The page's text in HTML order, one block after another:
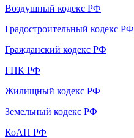
Воздушный кодекс РФ
Градостроительный кодекс РФ
Гражданский кодекс РФ
ГПК РФ
Жилищный кодекс РФ
Земельный кодекс РФ
КоАП РФ